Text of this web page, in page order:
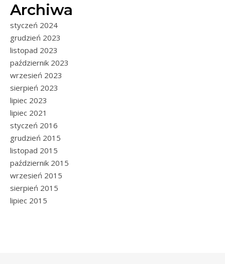
Archiwa
styczeń 2024
grudzień 2023
listopad 2023
październik 2023
wrzesień 2023
sierpień 2023
lipiec 2023
lipiec 2021
styczeń 2016
grudzień 2015
listopad 2015
październik 2015
wrzesień 2015
sierpień 2015
lipiec 2015